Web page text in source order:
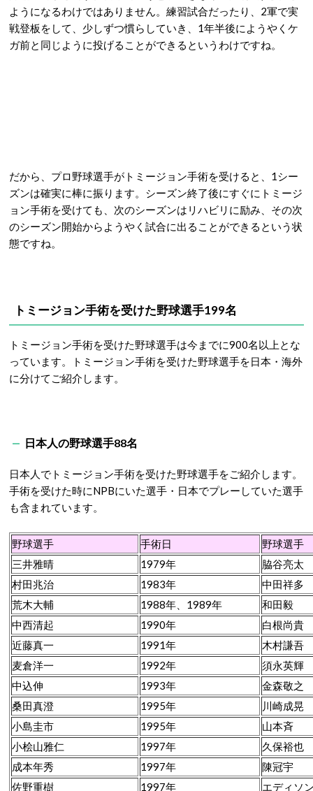
ようになるわけではありません。練習試合だったり、2軍で実
戦登板をして、少しずつ慣らしていき、1年半後にようやくケ
ガ前と同じように投げることができるというわけですね。
だから、プロ野球選手がトミージョン手術を受けると、1シー
ズンは確実に棒に振ります。シーズン終了後にすぐにトミージ
ョン手術を受けても、次のシーズンはリハビリに励み、その次
のシーズン開始からようやく試合に出ることができるという状
態ですね。
トミージョン手術を受けた野球選手199名
トミージョン手術を受けた野球選手は今までに900名以上とな
っています。トミージョン手術を受けた野球選手を日本・海外
に分けてご紹介します。
日本人の野球選手88名
日本人でトミージョン手術を受けた野球選手をご紹介します。
手術を受けた時にNPBにいた選手・日本でプレーしていた選手
も含まれています。
野球選手 手術日
野球選手
三井雅晴
1979年
脇谷亮太
村田兆治
1983年
中田祥多
荒木大輔
1988年、1989年
和田毅
中西清起
1990年
白根尚貴
近藤真一
1991年
木村謙吾
麦倉洋一
1992年
須永英輝
中込伸
1993年
金森敬之
桑田真澄
1995年
川崎成晃
小島圭市
1995年
山本斉
小桧山雅仁
1997年
久保裕也
成本年秀
1997年
陳冠宇
佐野重樹
1997年 エディソ